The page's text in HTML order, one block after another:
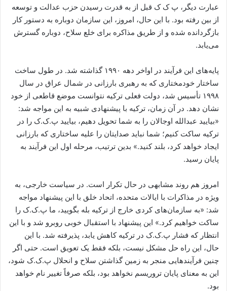
عبارت دیگر، پ ک ک قبل از به قدرت رسیدن حزب عدالت و توسعه
از بین رفته بود. با این حال، امروز، این سازمان دوباره به دستور کار
بازگردانده شده و از طریق مذاکره برای خلع سلاح، دوباره گسترش
می‌یابد.
پایه‌های این فرآیند در اواخر دهه ۱۹۹۰ گذاشته شد. در طول ساخت
ساختار خودمختاری که به رهبری بارزانی در شمال عراق در سال
۱۹۹۸ تأسیس شد، دولت فعلی ترکیه نتوانست موضع قاطعی از خود
نشان دهد. در آن زمان، ترکیه با پیشنهادی شبیه به این مواجه شد:
«بیایید عبدالله اوجالان را به شما تحویل دهیم، بیایید پ.ک.ک را در
ترکیه ساکت کنیم؛ شما نباید صدایتان را علیه ساختاری که بارزانی
ایجاد خواهد کرد، بلند کنید.» بدین ترتیب، مرحله اول این فرآیند به
پایان رسید.
امروز هم روند مشابهی در حال تکرار است. در سیاست خارجی، به
ویژه در مذاکرات با ایالات متحده، اتحاد خلق با این پیشنهاد مواجه
شد: «به سازمان‌های کردی خارج از ترکیه بله بگویید، ما پ.ک.ک را
ساکت خواهیم کرد.» این پیشنهاد با استقبال خوبی روبرو شد و با این
انتظار که فشار پ.ک.ک در ترکیه کاهش یابد، پذیرفته شد. با این
حال، این راه حل مشکل نیست، بلکه فقط یک تعویق است. حتی اگر
چنین فرآیندهایی منجر به زمین گذاشتن سلاح و انحلال پ.ک.ک شود،
این به معنای پایان تروریسم نخواهد بود، بلکه صرفاً تغییر نام خواهد
بود.